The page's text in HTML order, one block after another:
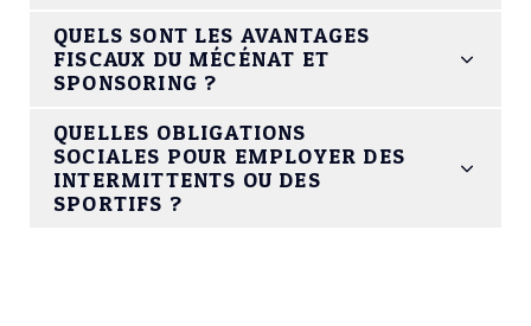
QUELS SONT LES AVANTAGES
FISCAUX DU MÉCÉNAT ET
SPONSORING ?
QUELLES OBLIGATIONS
SOCIALES POUR EMPLOYER DES
INTERMITTENTS OU DES
SPORTIFS ?